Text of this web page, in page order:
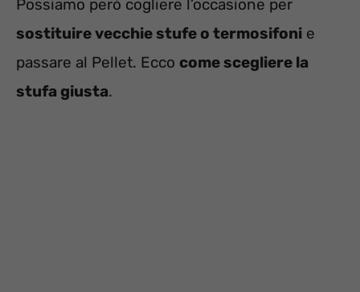
Possiamo però cogliere l’occasione per
sostituire vecchie stufe o termosifoni e
passare al Pellet. Ecco come scegliere la
stufa giusta.